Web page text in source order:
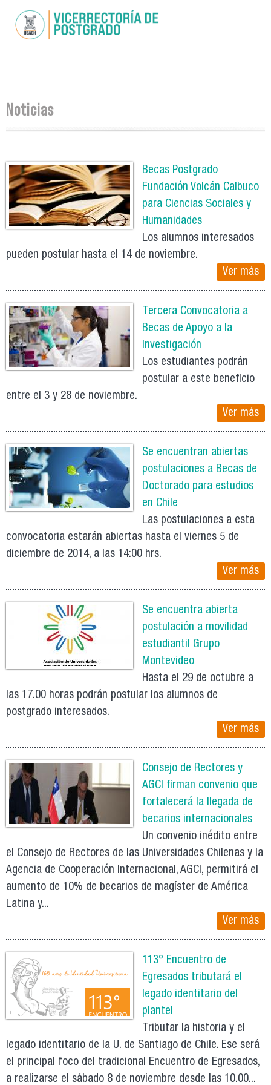
contenido
Se encuentra usted aquí
Noticias
Becas Postgrado
Fundación Volcán Calbuco
para Ciencias Sociales y
Humanidades
Los alumnos interesados
pueden postular hasta el 14 de noviembre.
Ver más
Tercera Convocatoria a
Becas de Apoyo a la
Investigación
Los estudiantes podrán
postular a este beneficio
entre el 3 y 28 de noviembre.
Ver más
Se encuentran abiertas
postulaciones a Becas de
Doctorado para estudios
en Chile
Las postulaciones a esta
convocatoria estarán abiertas hasta el viernes 5 de
diciembre de 2014, a las 14:00 hrs.
Ver más
Se encuentra abierta
postulación a movilidad
estudiantil Grupo
Montevideo
Hasta el 29 de octubre a
las 17.00 horas podrán postular los alumnos de
postgrado interesados.
Ver más
Consejo de Rectores y
AGCI firman convenio que
fortalecerá la llegada de
becarios internacionales
Un convenio inédito entre
el Consejo de Rectores de las Universidades Chilenas y la
Agencia de Cooperación Internacional, AGCI, permitirá el
aumento de 10% de becarios de magíster de América
Latina y...
Ver más
113° Encuentro de
Egresados tributará el
legado identitario del
plantel
Tributar la historia y el
legado identitario de la U. de Santiago de Chile. Ese será
el principal foco del tradicional Encuentro de Egresados,
a realizarse el sábado 8 de noviembre desde las 10.00...
Páginas